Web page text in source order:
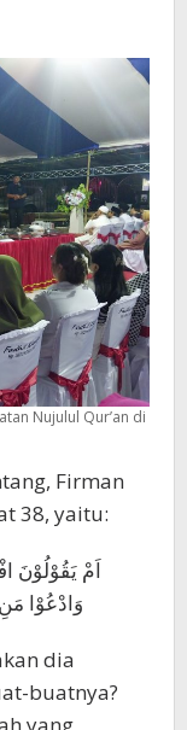
Nujulul Qur’an di
Firman
38, yaitu:
وَادْعُوْا
dia
buatnya?